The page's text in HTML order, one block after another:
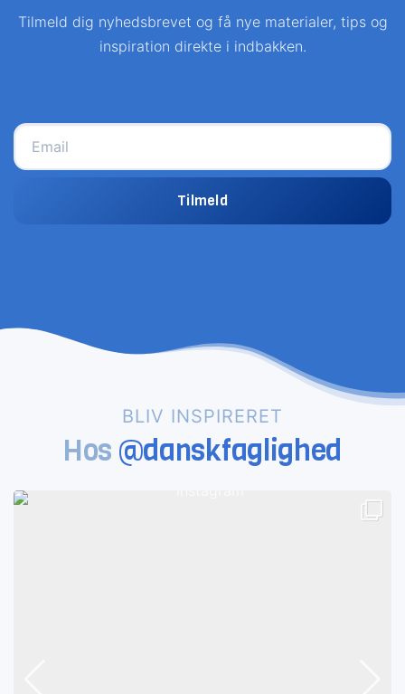
Tilmeld dig nyhedsbrevet og få nye materialer, tips og
inspiration direkte i indbakken.
Tilmeld
BLIV INSPIRERET
Hos @danskfaglighed